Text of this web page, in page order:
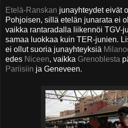
Etelä-Ranskan junayhteydet eivät
Pohjoisen, sillä etelän junarata ei
vaikka rantaradalla liikennöi TGV-
samaa luokkaa kuin TER-junien.
ei ollut suoria junayhteyksiä
edes Niceen, vaikka Grenoblesta
Pariisiin ja Geneveen.